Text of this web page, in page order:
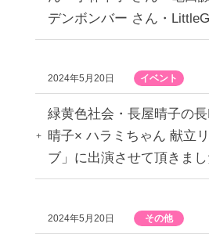
デンボンバー さん・
2024年5月20日 イベント
緑黄色社会・長屋晴子の
晴子× ハラミちゃん 献立
ブ」に出演させて頂きまし
2024年5月20日 その他